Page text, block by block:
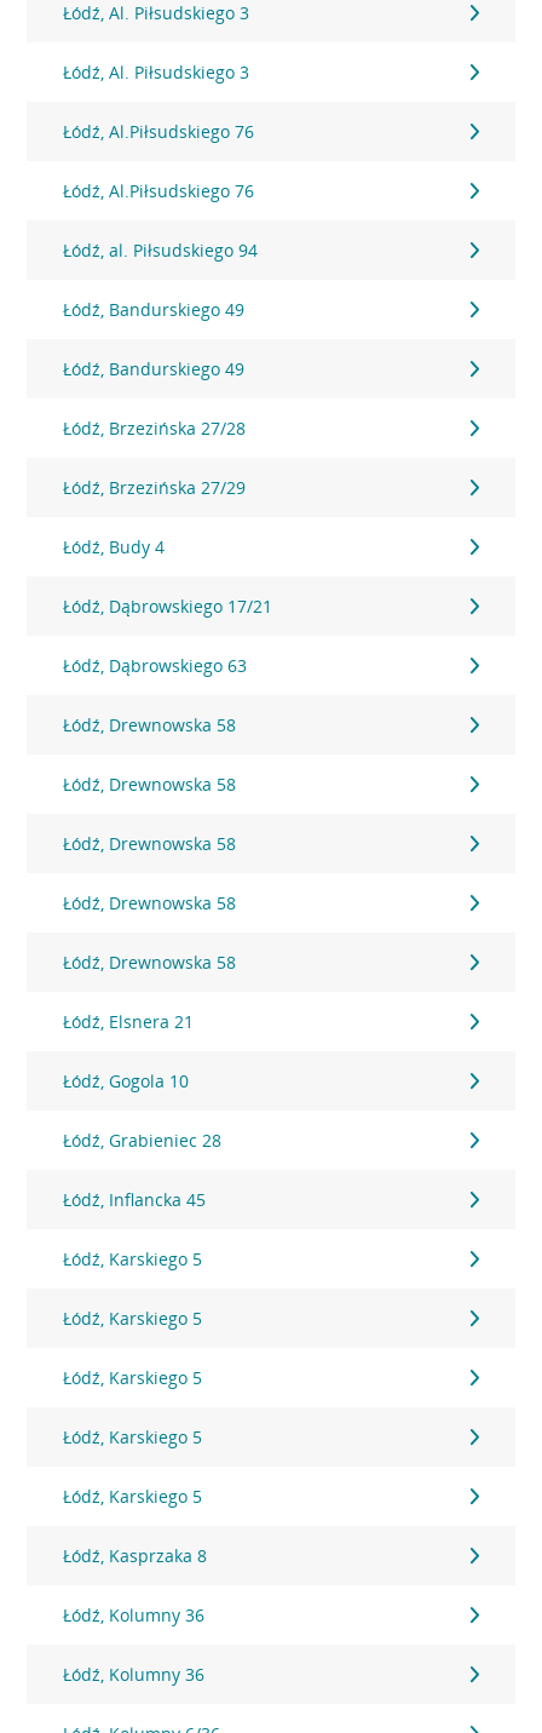
Łódź, Al. Piłsudskiego 3
Łódź, Al. Piłsudskiego 3
Łódź, Al.Piłsudskiego 76
Łódź, Al.Piłsudskiego 76
Łódź, al. Piłsudskiego 94
Łódź, Bandurskiego 49
Łódź, Bandurskiego 49
Łódź, Brzezińska 27/28
Łódź, Brzezińska 27/29
Łódź, Budy 4
Łódź, Dąbrowskiego 17/21
Łódź, Dąbrowskiego 63
Łódź, Drewnowska 58
Łódź, Drewnowska 58
Łódź, Drewnowska 58
Łódź, Drewnowska 58
Łódź, Drewnowska 58
Łódź, Elsnera 21
Łódź, Gogola 10
Łódź, Grabieniec 28
Łódź, Inflancka 45
Łódź, Karskiego 5
Łódź, Karskiego 5
Łódź, Karskiego 5
Łódź, Karskiego 5
Łódź, Karskiego 5
Łódź, Kasprzaka 8
Łódź, Kolumny 36
Łódź, Kolumny 36